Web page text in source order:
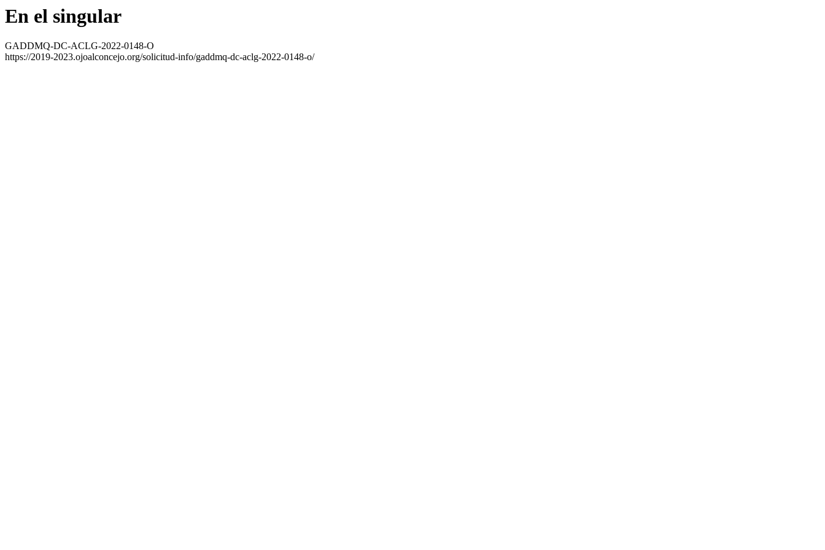
En el singular
GADDMQ-DC-ACLG-2022-0148-O
https://2019-2023.ojoalconcejo.org/solicitud-info/gaddmq-dc-aclg-2022-0148-o/